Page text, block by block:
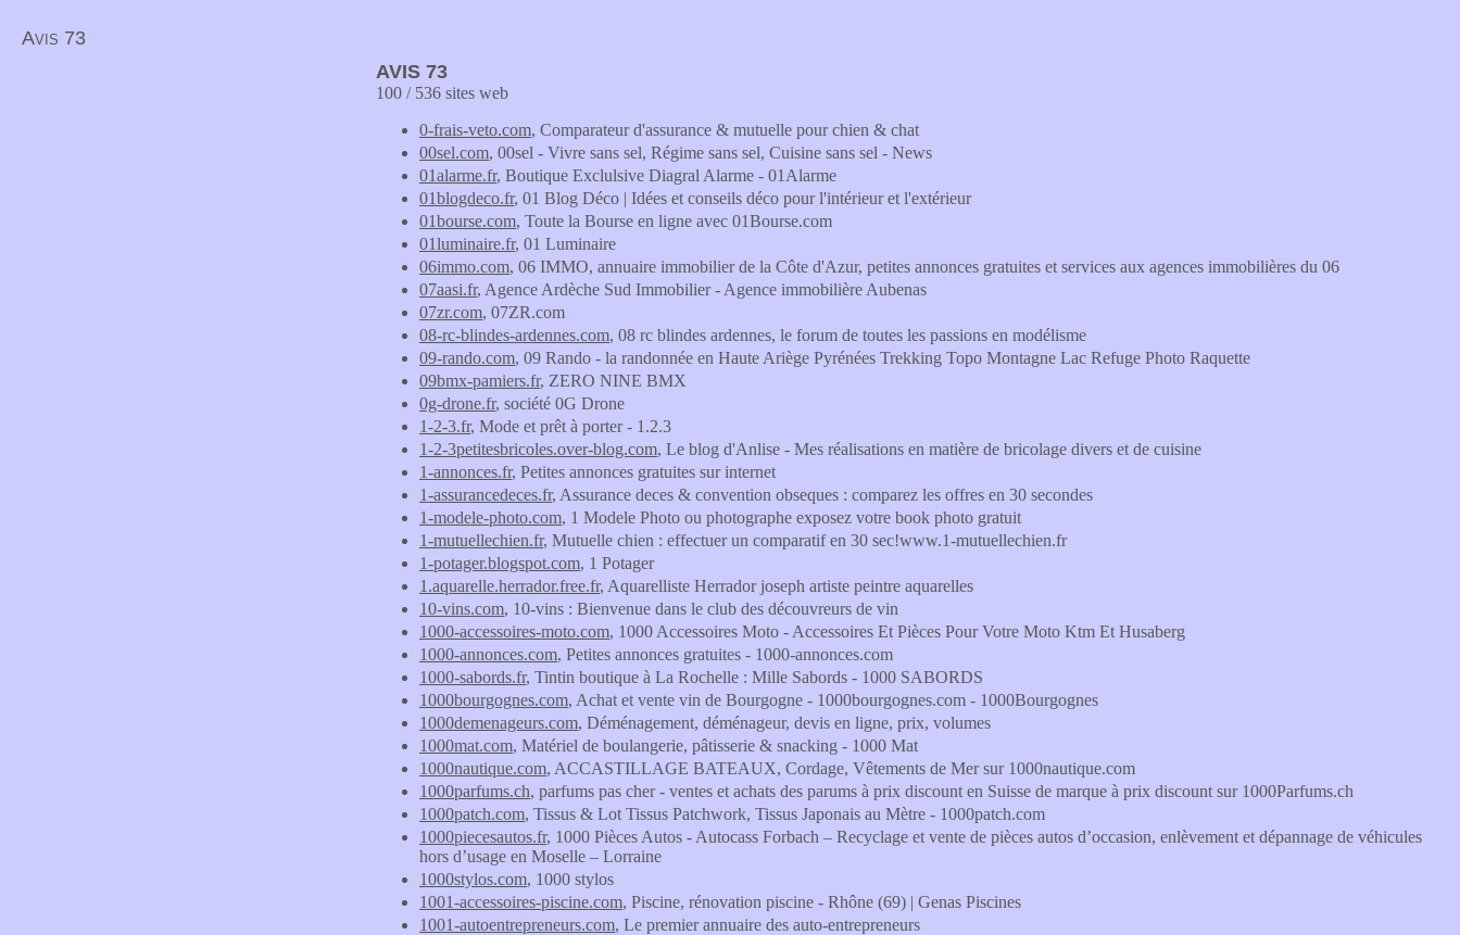
Avis 73
AVIS 73
100 / 536 sites web
0-frais-veto.com, Comparateur d'assurance & mutuelle pour chien & chat
00sel.com, 00sel - Vivre sans sel, Régime sans sel, Cuisine sans sel - News
01alarme.fr, Boutique Exclulsive Diagral Alarme - 01Alarme
01blogdeco.fr, 01 Blog Déco | Idées et conseils déco pour l'intérieur et l'extérieur
01bourse.com, Toute la Bourse en ligne avec 01Bourse.com
01luminaire.fr, 01 Luminaire
06immo.com, 06 IMMO, annuaire immobilier de la Côte d'Azur, petites annonces gratuites et services aux agences immobilières du 06
07aasi.fr, Agence Ardèche Sud Immobilier - Agence immobilière Aubenas
07zr.com, 07ZR.com
08-rc-blindes-ardennes.com, 08 rc blindes ardennes, le forum de toutes les passions en modélisme
09-rando.com, 09 Rando - la randonnée en Haute Ariège Pyrénées Trekking Topo Montagne Lac Refuge Photo Raquette
09bmx-pamiers.fr, ZERO NINE BMX
0g-drone.fr, société 0G Drone
1-2-3.fr, Mode et prêt à porter - 1.2.3
1-2-3petitesbricoles.over-blog.com, Le blog d'Anlise - Mes réalisations en matière de bricolage divers et de cuisine
1-annonces.fr, Petites annonces gratuites sur internet
1-assurancedeces.fr, Assurance deces & convention obseques : comparez les offres en 30 secondes
1-modele-photo.com, 1 Modele Photo ou photographe exposez votre book photo gratuit
1-mutuellechien.fr, Mutuelle chien : effectuer un comparatif en 30 sec!www.1-mutuellechien.fr
1-potager.blogspot.com, 1 Potager
1.aquarelle.herrador.free.fr, Aquarelliste Herrador joseph artiste peintre aquarelles
10-vins.com, 10-vins : Bienvenue dans le club des découvreurs de vin
1000-accessoires-moto.com, 1000 Accessoires Moto - Accessoires Et Pièces Pour Votre Moto Ktm Et Husaberg
1000-annonces.com, Petites annonces gratuites - 1000-annonces.com
1000-sabords.fr, Tintin boutique à La Rochelle : Mille Sabords - 1000 SABORDS
1000bourgognes.com, Achat et vente vin de Bourgogne - 1000bourgognes.com - 1000Bourgognes
1000demenageurs.com, Déménagement, déménageur, devis en ligne, prix, volumes
1000mat.com, Matériel de boulangerie, pâtisserie & snacking - 1000 Mat
1000nautique.com, ACCASTILLAGE BATEAUX, Cordage, Vêtements de Mer sur 1000nautique.com
1000parfums.ch, parfums pas cher - ventes et achats des parums à prix discount en Suisse de marque à prix discount sur 1000Parfums.ch
1000patch.com, Tissus & Lot Tissus Patchwork, Tissus Japonais au Mètre - 1000patch.com
1000piecesautos.fr, 1000 Pièces Autos - Autocass Forbach – Recyclage et vente de pièces autos d’occasion, enlèvement et dépannage de véhicules
hors d’usage en Moselle – Lorraine
1000stylos.com, 1000 stylos
1001-accessoires-piscine.com, Piscine, rénovation piscine - Rhône (69) | Genas Piscines
1001-autoentrepreneurs.com, Le premier annuaire des auto-entrepreneurs